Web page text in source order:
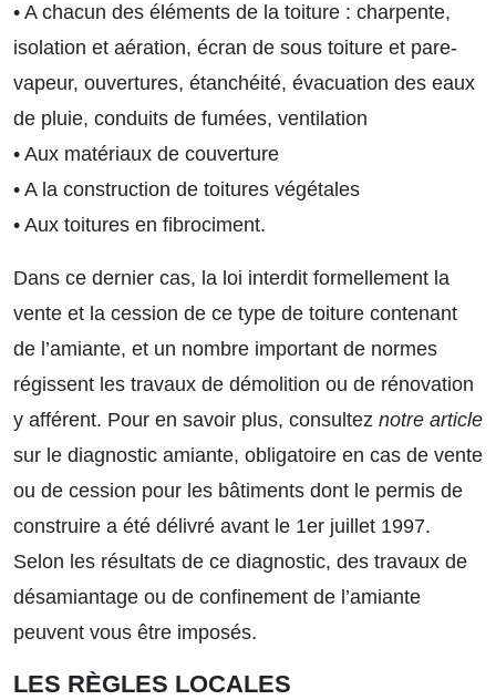
• A chacun des éléments de la toiture : charpente,
isolation et aération, écran de sous toiture et pare-
vapeur, ouvertures, étanchéité, évacuation des eaux
de pluie, conduits de fumées, ventilation
• Aux matériaux de couverture
• A la construction de toitures végétales
• Aux toitures en fibrociment.
Dans ce dernier cas, la loi interdit formellement la
vente et la cession de ce type de toiture contenant
de l’amiante, et un nombre important de normes
régissent les travaux de démolition ou de rénovation
y afférent. Pour en savoir plus, consultez notre article
sur le diagnostic amiante, obligatoire en cas de vente
ou de cession pour les bâtiments dont le permis de
construire a été délivré avant le 1er juillet 1997.
Selon les résultats de ce diagnostic, des travaux de
désamiantage ou de confinement de l’amiante
peuvent vous être imposés.
LES RÈGLES LOCALES